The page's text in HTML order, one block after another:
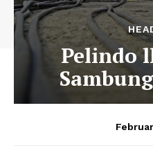
Pelindo